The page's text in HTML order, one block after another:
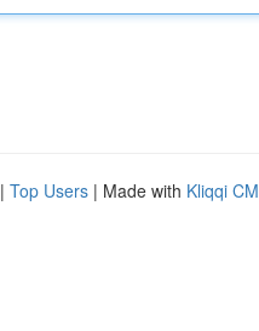
| Top Users | Made with Kliqqi